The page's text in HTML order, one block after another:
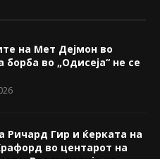
на Мет Дејмон во
борба во „Одисеја“ не се
Ричард Гир и ќерката на
во центарот на